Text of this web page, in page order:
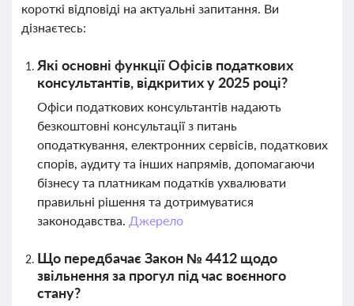
короткі відповіді на актуальні запитання. Ви
дізнаєтесь:
Які основні функції Офісів податкових
консультантів, відкритих у 2025 році?
Офіси податкових консультантів надають
безкоштовні консультації з питань
оподаткування, електронних сервісів, податкових
спорів, аудиту та інших напрямів, допомагаючи
бізнесу та платникам податків ухвалювати
правильні рішення та дотримуватися
законодавства. Джерело
Що передбачає Закон № 4412 щодо
звільнення за прогул під час воєнного
стану?